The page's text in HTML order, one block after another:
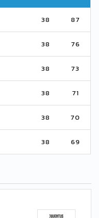
38 87
38 76
38 73
38 71
38 70
38 69